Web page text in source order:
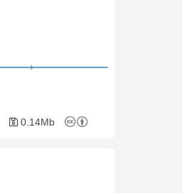
0.14Mb